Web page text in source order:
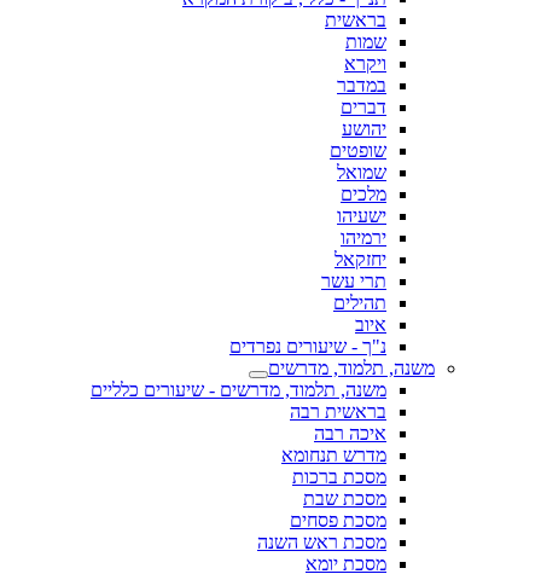
בראשית
שמות
ויקרא
במדבר
דברים
יהושע
שופטים
שמואל
מלכים
ישעיהו
ירמיהו
יחזקאל
תרי עשר
תהילים
איוב
נ"ך - שיעורים נפרדים
משנה, תלמוד, מדרשים
משנה, תלמוד, מדרשים - שיעורים כלליים
בראשית רבה
איכה רבה
מדרש תנחומא
מסכת ברכות
מסכת שבת
מסכת פסחים
מסכת ראש השנה
מסכת יומא